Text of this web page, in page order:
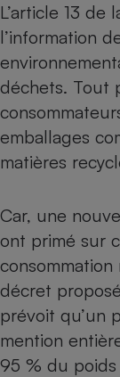
L’article 13 de
l’information
déchets. Tout
emballages
matières
Car, une
ont primé sur
décret
prévoit qu’un
mention
95 % du poids